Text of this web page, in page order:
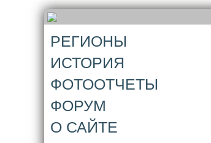
РЕГИОНЫ
ИСТОРИЯ
ФОТООТЧЕТЫ
ФОРУМ
О САЙТЕ